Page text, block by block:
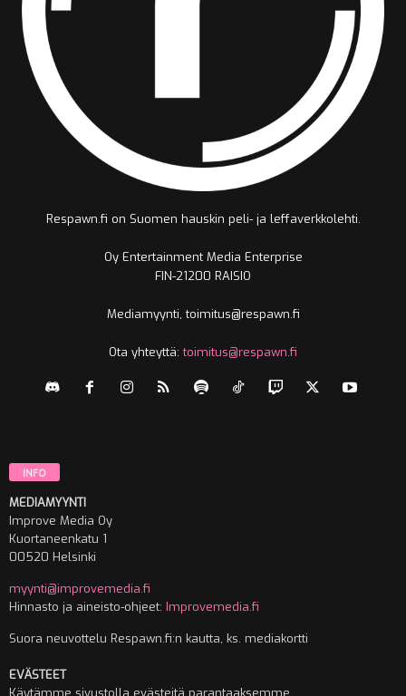
Respawn.fi on Suomen hauskin peli- ja leffaverkkolehti.
Oy Entertainment Media Enterprise
FIN-21200 RAISIO
Mediamyynti, toimitus@respawn.fi
Ota yhteyttä:toimitus@respawn.fi
INFO
MEDIAMYYNTI
Improve Media Oy
Kuortaneenkatu 1
00520 Helsinki
myynti@improvemedia.fi
Hinnasto ja aineisto-ohjeet: Improvemedia.fi
Suora neuvottelu Respawn.fi:n kautta, ks. mediakortti
EVÄSTEET
Käytämme sivustolla evästeitä parantaaksemme